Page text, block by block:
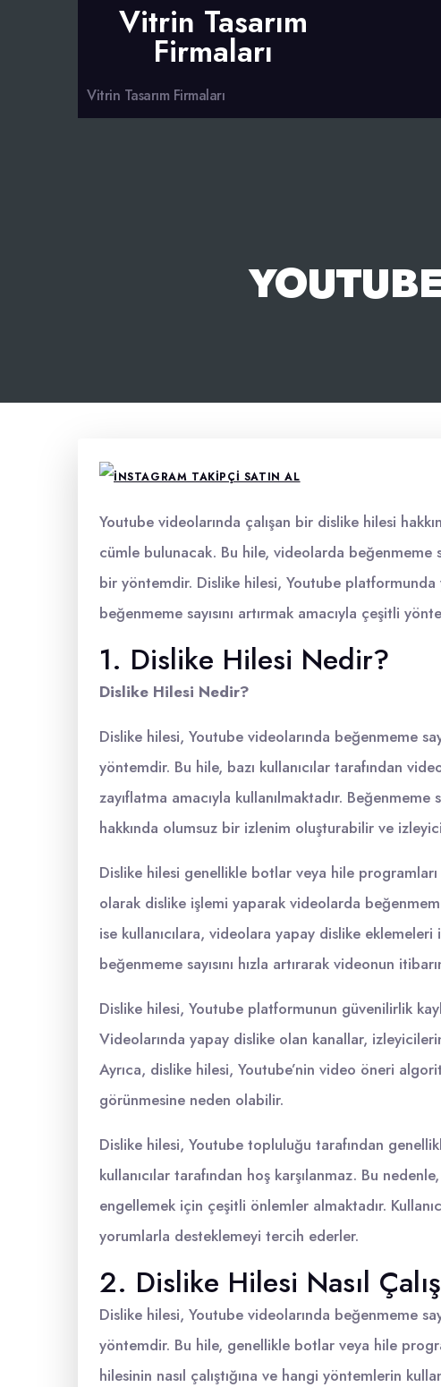
Vitrin Tasarım
Firmaları
Vitrin Tasarım Firmaları
Youtube videolarında çalışan bir dislike hilesi
cümle bulunacak. Bu hile, videolarda beğenmeme
bir yöntemdir. Dislike hilesi, Youtube platformunda
beğenmeme sayısını artırmak amacıyla çeşitli
1. Dislike Hilesi Nedir?
Dislike Hilesi Nedir?
Dislike hilesi, Youtube videolarında beğenmeme
yöntemdir. Bu hile, bazı kullanıcılar tarafından
zayıflatma amacıyla kullanılmaktadır. Beğenmeme
hakkında olumsuz bir izlenim oluşturabilir ve
Dislike hilesi genellikle botlar veya hile
olarak dislike işlemi yaparak videolarda
ise kullanıcılara, videolara yapay dislike
beğenmeme sayısını hızla artırarak videonun
Dislike hilesi, Youtube platformunun güvenilirlik
Videolarında yapay dislike olan kanallar,
Ayrıca, dislike hilesi, Youtube’nin video öneri
görünmesine neden olabilir.
Dislike hilesi, Youtube topluluğu tarafından
kullanıcılar tarafından hoş karşılanmaz. Bu
engellemek için çeşitli önlemler almaktadır.
yorumlarla desteklemeyi tercih ederler.
2. Dislike Hilesi Nasıl
Dislike hilesi, Youtube videolarında beğenmeme
yöntemdir. Bu hile, genellikle botlar veya hile
hilesinin nasıl çalıştığına ve hangi yöntemlerin